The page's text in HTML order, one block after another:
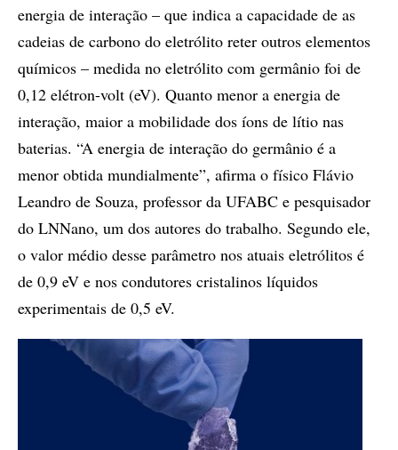
energia de interação – que indica a capacidade de as
cadeias de carbono do eletrólito reter outros elementos
químicos – medida no eletrólito com germânio foi de
0,12 elétron-volt (eV). Quanto menor a energia de
interação, maior a mobilidade dos íons de lítio nas
baterias. “A energia de interação do germânio é a
menor obtida mundialmente”, afirma o físico Flávio
Leandro de Souza, professor da UFABC e pesquisador
do LNNano, um dos autores do trabalho. Segundo ele,
o valor médio desse parâmetro nos atuais eletrólitos é
de 0,9 eV e nos condutores cristalinos líquidos
experimentais de 0,5 eV.